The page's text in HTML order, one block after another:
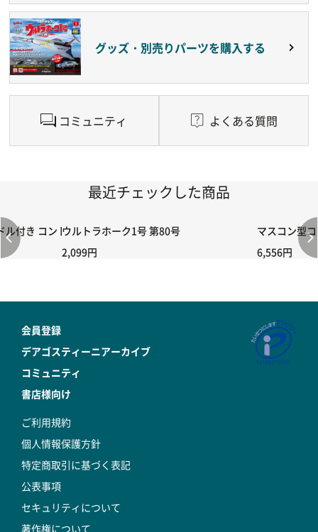
グッズ・別売りパーツを購入する
コミュニティ よくある質問
最近チェックした商品
付き コントローラー＆ポイント切り替えスイッチRC-02/C002 /
ウルトラホーク1号 第80号
2,099円
マスコン型
6,556円
会員登録
デアゴスティーニアーカイブ
コミュニティ
書店様向け
ご利用規約
個人情報保護方針
特定商取引に基づく表記
公表事項
セキュリティについて
著作権について